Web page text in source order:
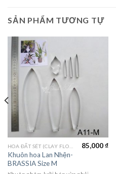
SẢN PHẨM TƯƠNG TỰ
Khuôn hoa Lan Nhện-
BRASSIA Size M
85,000₫